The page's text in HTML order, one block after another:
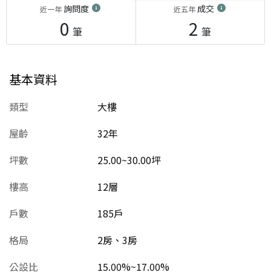
近一年詢問度
0 筆
近五年成交
2 筆
基本資料
類型
大樓
屋齡
32年
坪數
25.00~30.00坪
樓高
12層
戶數
185戶
格局
2房、3房
公設比
15.00%~17.00%